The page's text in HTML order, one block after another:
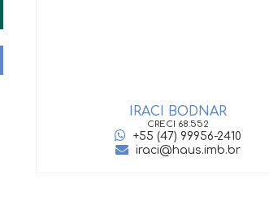
IRACI BODNAR
CRECI 68.552
+55 (47) 99956-2410
iraci@haus.imb.br